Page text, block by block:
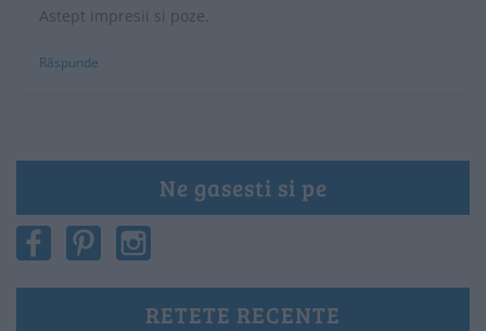
Astept impresii si poze.
Răspunde
Ne gasesti si pe
RETETE RECENTE